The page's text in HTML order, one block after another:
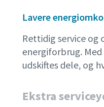
Lavere
Rettidig service
energiforbrug.
udskiftes dele, og
Ekstra